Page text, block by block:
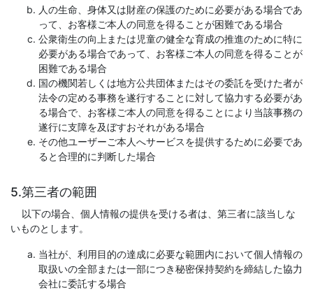
人の生命、身体又は財産の保護のために必要がある場合であ
って、お客様ご本人の同意を得ることが困難である場合
公衆衛生の向上または児童の健全な育成の推進のために特に
必要がある場合であって、お客様ご本人の同意を得ることが
困難である場合
国の機関若しくは地方公共団体またはその委託を受けた者が
法令の定める事務を遂行することに対して協力する必要があ
る場合で、お客様ご本人の同意を得ることにより当該事務の
遂行に支障を及ぼすおそれがある場合
その他ユーザーご本人へサービスを提供するために必要であ
ると合理的に判断した場合
5.第三者の範囲
以下の場合、個人情報の提供を受ける者は、第三者に該当しな
いものとします。
当社が、利用目的の達成に必要な範囲内において個人情報の
取扱いの全部または一部につき秘密保持契約を締結した協力
会社に委託する場合